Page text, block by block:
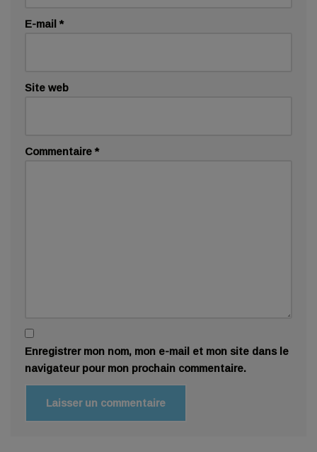
E-mail *
Site web
Commentaire *
Enregistrer mon nom, mon e-mail et mon site dans le
navigateur pour mon prochain commentaire.